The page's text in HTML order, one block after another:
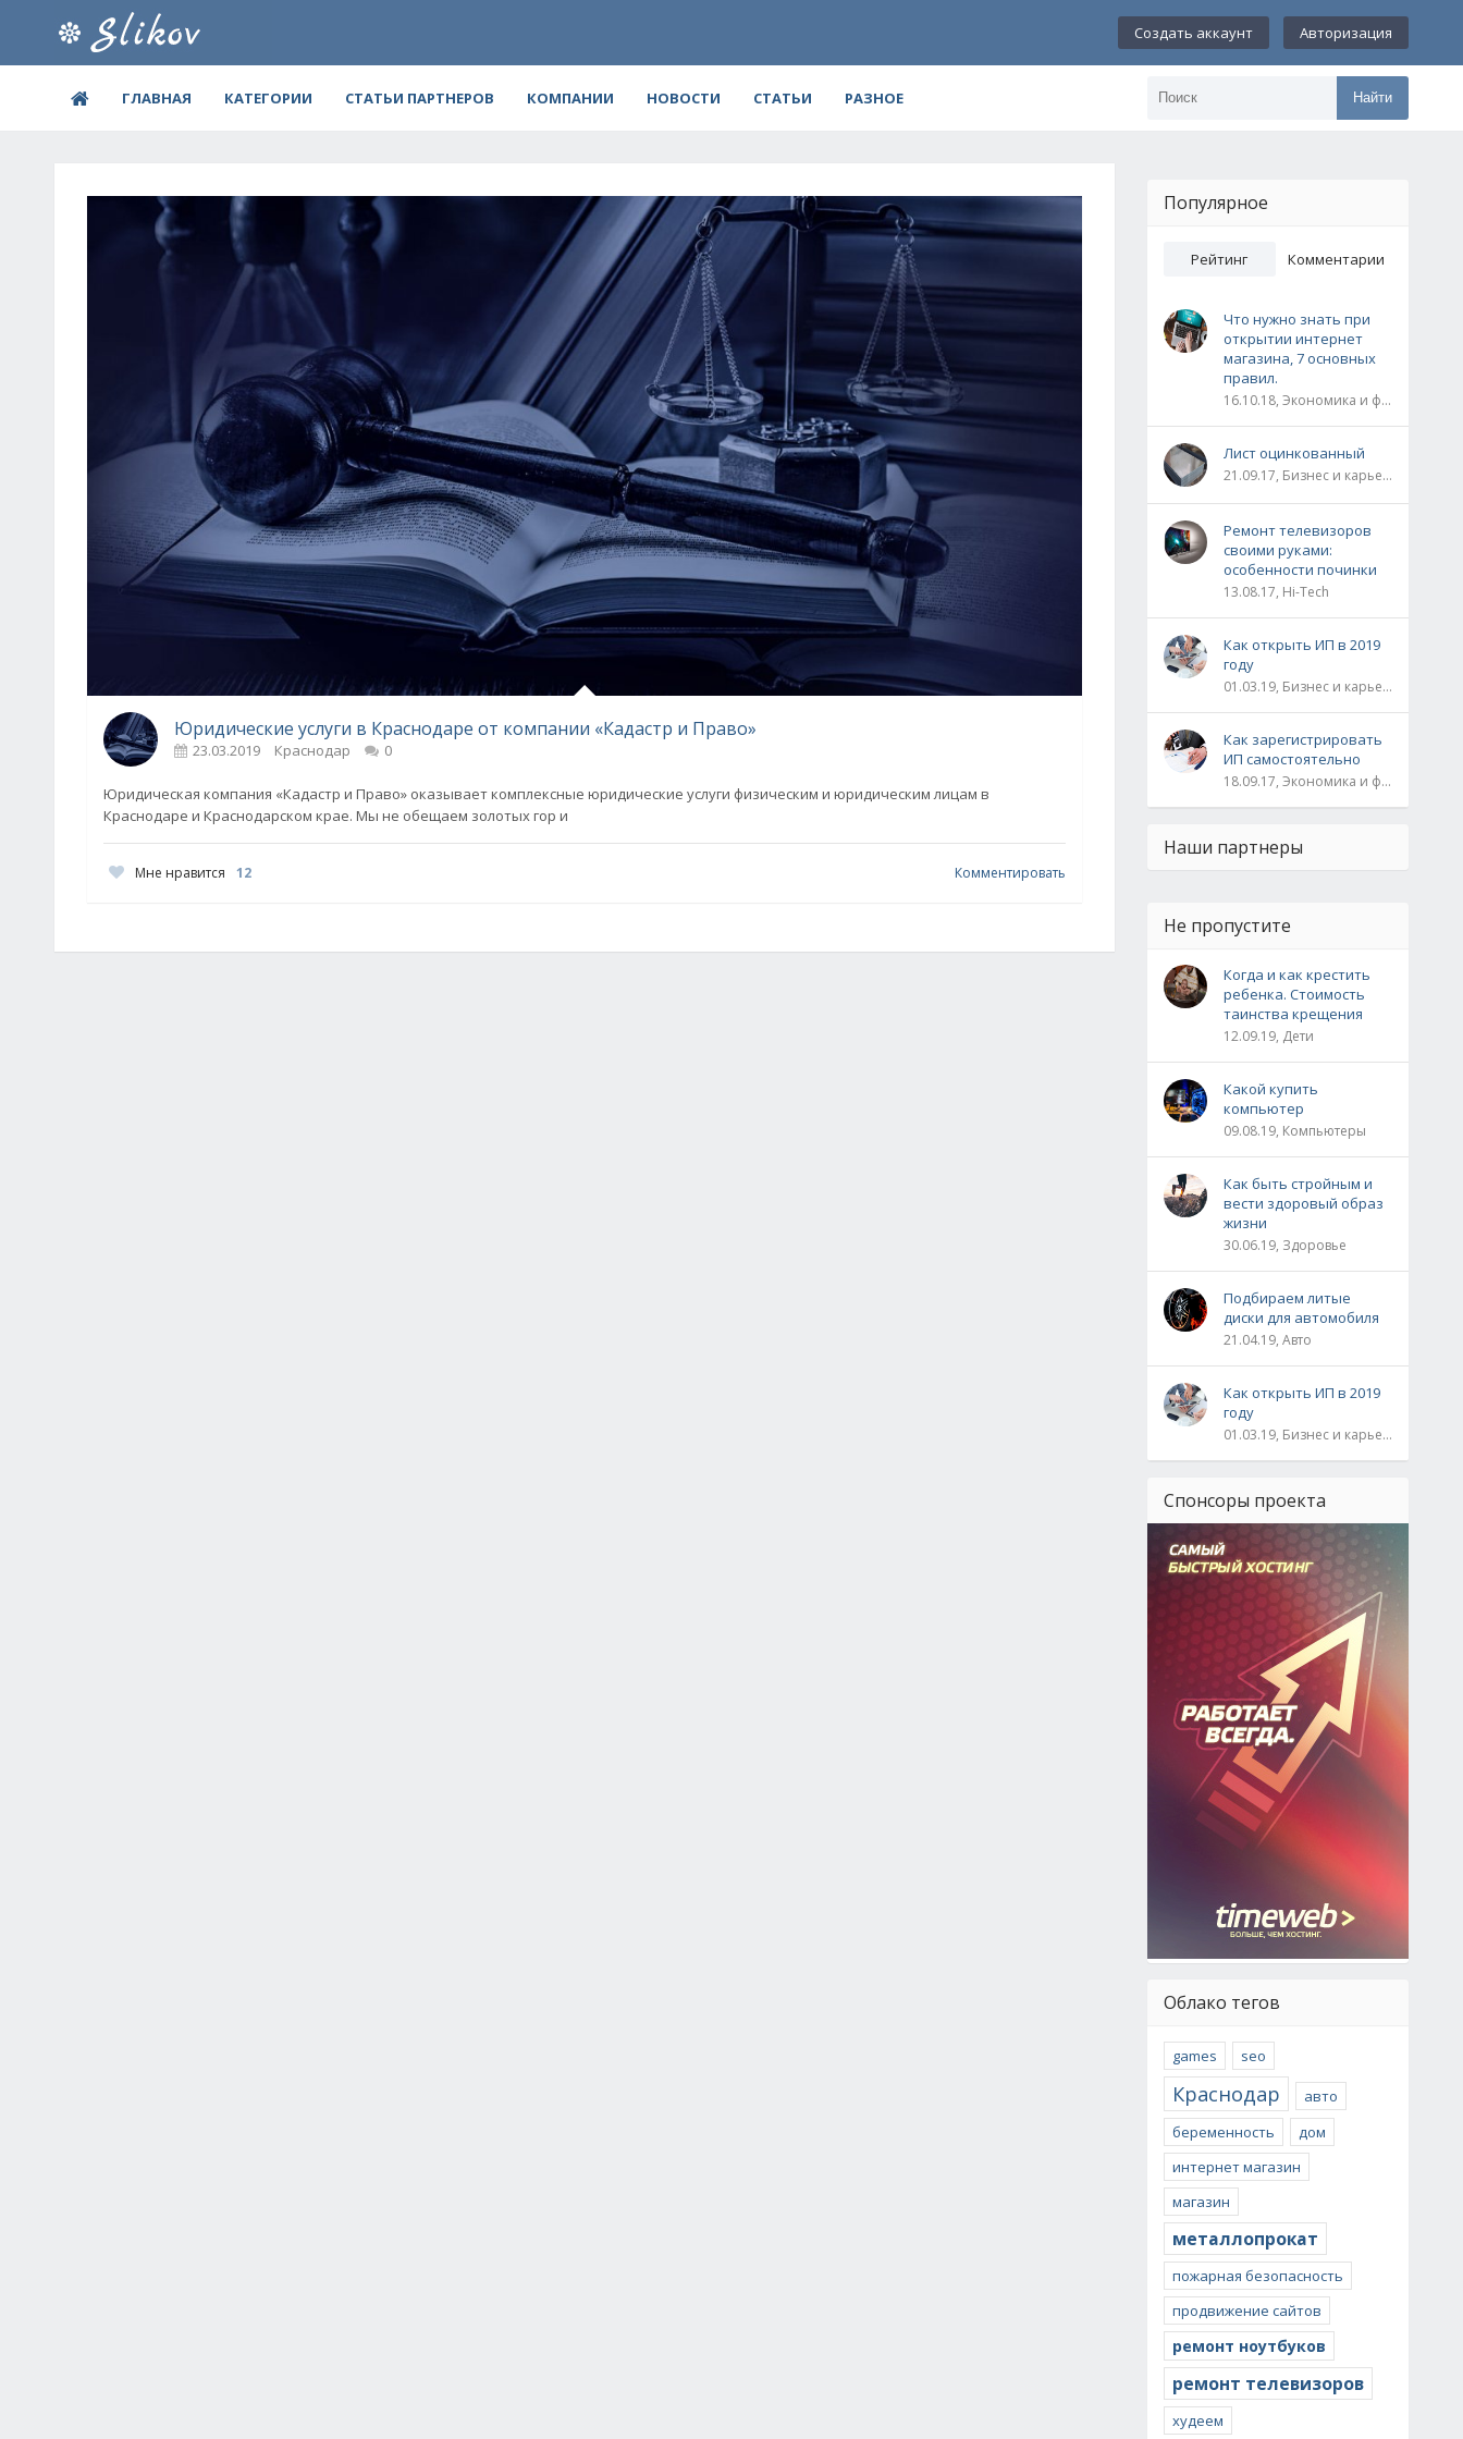
Создать аккаунт Авторизация
ГЛАВНАЯ КАТЕГОРИИ СТАТЬИ ПАРТНЕРОВ КОМПАНИИ НОВОСТИ СТАТЬИ РАЗНОЕ Найти
Юридические услуги в Краснодаре от компании «Кадастр и Право»
23.03.2019 Краснодар 0
Юридическая компания «Кадастр и Право» оказывает комплексные юридические услуги физическим и юридическим лицам в
Краснодаре и Краснодарском крае. Мы не обещаем золотых гор и
Мне нравится 12 Комментировать
Популярное
Рейтинг Комментарии
Что нужно знать при
открытии интернет
магазина, 7 основных
правил.
16.10.18, Экономика и финансы
Лист оцинкованный
21.09.17, Бизнес и карьера
Ремонт телевизоров
своими руками:
особенности починки
13.08.17, Hi-Tech
Как открыть ИП в 2019
году
01.03.19, Бизнес и карьера
Как зарегистрировать
ИП самостоятельно
18.09.17, Экономика и финансы
Наши партнеры
Не пропустите
Когда и как крестить
ребенка. Стоимость
таинства крещения
12.09.19, Дети
Какой купить
компьютер
09.08.19, Компьютеры
Как быть стройным и
вести здоровый образ
жизни
30.06.19, Здоровье
Подбираем литые
диски для автомобиля
21.04.19, Авто
Как открыть ИП в 2019
году
01.03.19, Бизнес и карьера
Спонсоры проекта
Облако тегов
games seo
Краснодар
авто
беременность
дом
интернет магазин
магазин
металлопрокат
пожарная безопасность
продвижение сайтов
ремонт ноутбуков
ремонт телевизоров
худеем